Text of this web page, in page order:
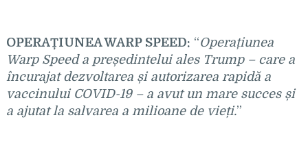
OPERAȚIUNEA WARP SPEED: “Operațiunea
Warp Speed ​​a președintelui ales Trump – care a
încurajat dezvoltarea și autorizarea rapidă a
vaccinului COVID-19 – a avut un mare succes și
a ajutat la salvarea a milioane de vieți.”